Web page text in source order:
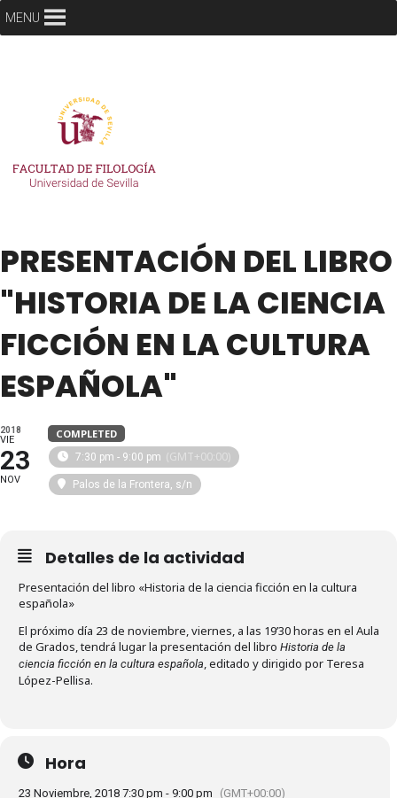
MENU
PRESENTACIÓN DEL LIBRO
"HISTORIA DE LA CIENCIA
FICCIÓN EN LA CULTURA
ESPAÑOLA"
2018
VIE
23
NOV
COMPLETED
7:30 pm - 9:00 pm (GMT+00:00)
Palos de la Frontera, s/n
Detalles de la actividad
Presentación del libro «Historia de la ciencia ficción en la cultura
española»
El próximo día 23 de noviembre, viernes, a las 19’30 horas en el Aula
de Grados, tendrá lugar la presentación del libro Historia de la
ciencia ficción en la cultura española, editado y dirigido por Teresa
López-Pellisa.
Hora
23 Noviembre, 2018 7:30 pm - 9:00 pm (GMT+00:00)